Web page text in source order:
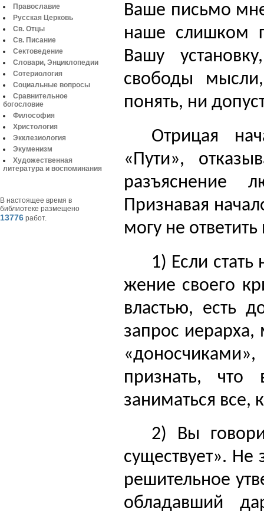
Православие
Русская Церковь
Св. Отцы
Св. Писание
Сектоведение
Словари, Энциклопедии
Сотериология
Социальные вопросы
Сравнительное
богословие
Философия
Христология
Экклезиология
Экуменизм
Художественная
литература и воспоминания
В настоящее время в
библиотеке размещено
13776 работ.
Ваше письмо
наше слишком
Вашу
свободы
понять, ни
Отрицая
«Пути»,
Признавая
могу не
1) Если
жение своего
властью, есть
запрос
признать, что
заниматься все,
2) Вы
существует». Не
реши­тельное
обладав­ший